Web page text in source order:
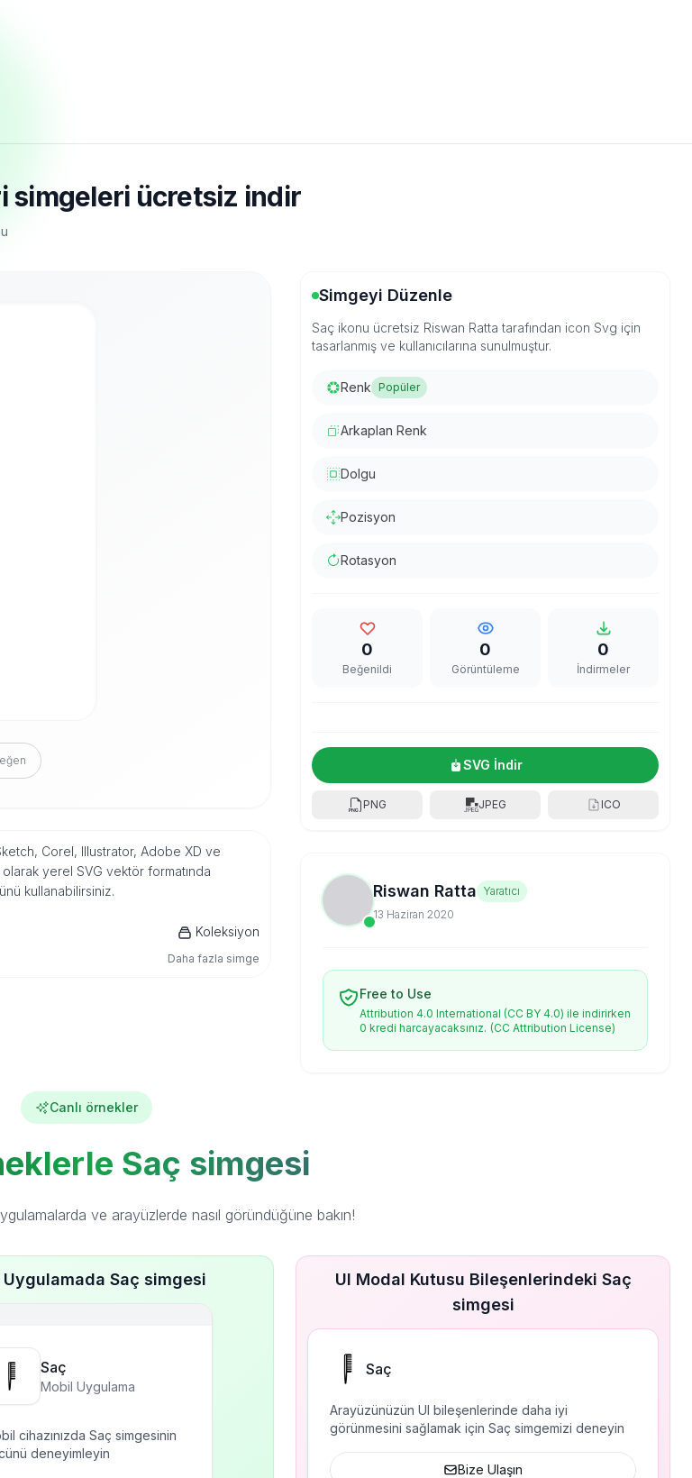
simgeleri ücretsiz indir
Corel, Illustrator, Adobe XD ve
yerel SVG vektör formatında
kullanabilirsiniz.
Koleksiyon
Daha fazla simge
Simgeyi Düzenle
Saç ikonu ücretsiz Riswan Ratta tarafından icon Svg için
tasarlanmış ve kullanıcılarına sunulmuştur.
Renk Popüler
Arkaplan Renk
Dolgu
Pozisyon
Rotasyon
0
Beğenildi
0
Görüntüleme
0
İndirmeler
SVG İndir
PNG JPEG ICO
Riswan Ratta Yaratıcı
13 Haziran 2020
Free to Use
Attribution 4.0 International (CC BY 4.0) ile indirirken
0 kredi harcayacaksınız. (CC Attribution License)
Canlı örnekler
Saç simgesi
ve arayüzlerde nasıl göründüğüne bakın!
Uygulamada Saç simgesi
Saç
Mobil Uygulama
cihazınızda Saç simgesinin
deneyimleyin
UI Modal Kutusu Bileşenlerindeki Saç
simgesi
Saç
Arayüzünüzün UI bileşenlerinde daha iyi
görünmesini sağlamak için Saç simgemizi deneyin
Bize Ulaşın